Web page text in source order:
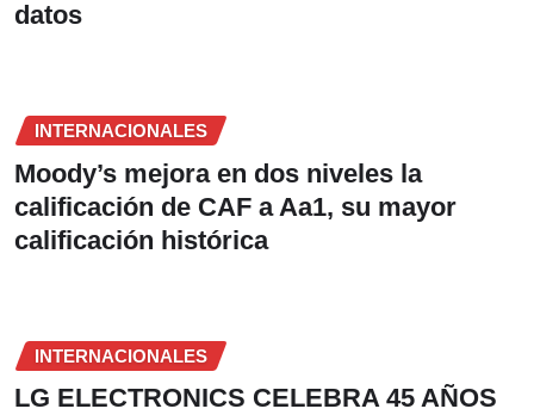
datos
INTERNACIONALES
Moody’s mejora en dos niveles la
calificación de CAF a Aa1, su mayor
calificación histórica
INTERNACIONALES
LG ELECTRONICS CELEBRA 45 AÑOS